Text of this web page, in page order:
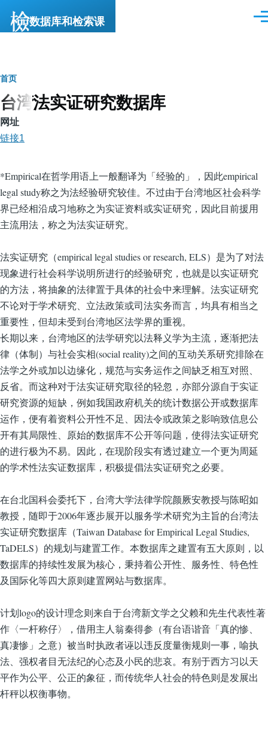
数据库和检索课
菜
面
包
屑
首页
台湾法实证研究数据库
网址
链接1
*Empirical在哲学用语上一般翻译为「经验的」，因此empirical
legal study称之为法经验研究较佳。不过由于台湾地区社会科学
界已经相沿成习地称之为实证资料或实证研究，因此目前援用
主流用法，称之为法实证研究。
法实证研究（empirical legal studies or research, ELS）是为了对法
现象进行社会科学说明所进行的经验研究，也就是以实证研究
的方法，将抽象的法律置于具体的社会中来理解。法实证研究
不论对于学术研究、立法政策或司法实务而言，均具有相当之
重要性，但却未受到台湾地区法学界的重视。
长期以来，台湾地区的法学研究以法释义学为主流，逐渐把法
律（体制）与社会实相(social reality)之间的互动关系研究排除在
法学之外或加以边缘化，规范与实务运作之间缺乏相互对照、
反省。而这种对于法实证研究取径的轻忽，亦部分源自于实证
研究资源的短缺，例如我国政府机关的统计数据公开或数据库
运作，便有着资料公开性不足、因法令或政策之影响致信息公
开有其局限性、原始的数据库不公开等问题，使得法实证研究
的进行极为不易。因此，在现阶段实有透过建立一个更为周延
的学术性法实证数据库，积极提倡法实证研究之必要。
在台北国科会委托下，台湾大学法律学院颜厥安教授与陈昭如
教授，随即于2006年逐步展开以服务学术研究为主旨的台湾法
实证研究数据库（Taiwan Database for Empirical Legal Studies,
TaDELS）的规划与建置工作。本数据库之建置有五大原则，以
数据库的持续性发展为核心，秉持着公开性、服务性、特色性
及国际化等四大原则建置网站与数据库。
计划logo的设计理念则来自于台湾新文学之父赖和先生代表性著
作〈一杆称仔〉，借用主人翁秦得参（有台语谐音「真的惨、
真凄惨」之意）被当时执政者诬以违反度量衡规则一事，喻执
法、强权者目无法纪的心态及小民的悲哀。有别于西方习以天
平作为公平、公正的象征，而传统华人社会的特色则是发展出
杆秤以权衡事物。